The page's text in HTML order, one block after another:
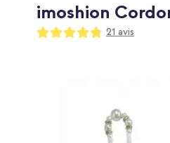
imoshion
Notation:
96
100
21 avis